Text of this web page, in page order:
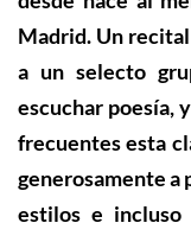
Madrid. Un
a un selecto
escuchar poesía,
frecuentes esta
generosamente a
estilos e incluso